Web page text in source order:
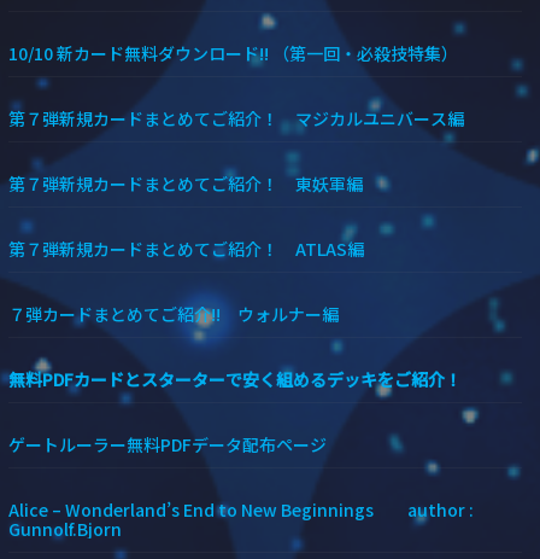
10/10 新カード無料ダウンロード!! （第一回・必殺技特集）
第７弾新規カードまとめてご紹介！ マジカルユニバース編
第７弾新規カードまとめてご紹介！ 東妖軍編
第７弾新規カードまとめてご紹介！ ATLAS編
７弾カードまとめてご紹介!! ウォルナー編
無料PDFカードとスターターで安く組めるデッキをご紹介！
ゲートルーラー無料PDFデータ配布ページ
Alice – Wonderland’s End to New Beginnings author :
Gunnolf.Bjorn